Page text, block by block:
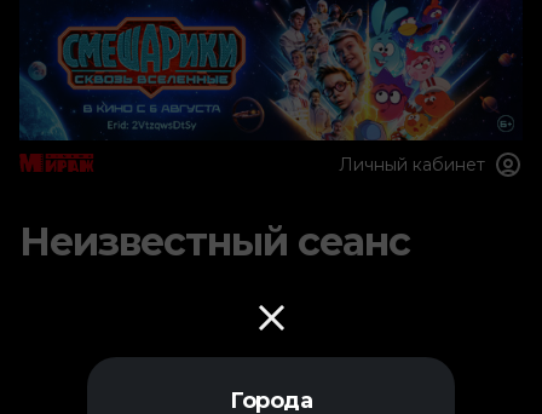
Города
Личный кабинет
Неизвестный сеанс